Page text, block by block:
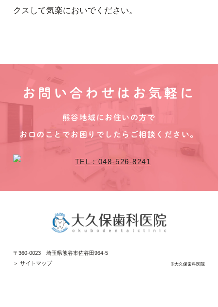
クスして気楽においでください。
お問い合わせはお気軽に
熊谷地域にお住いの方で
お口のことでお困りでしたらご相談ください。
〒360-0023 埼玉県熊谷市佐谷田964-5
＞ サイトマップ
©大久保歯科医院